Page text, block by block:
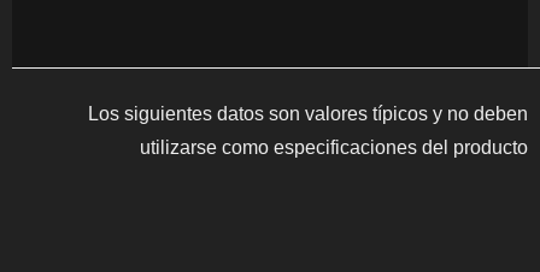
Los siguientes datos son valores típicos y no deben
utilizarse como especificaciones del producto